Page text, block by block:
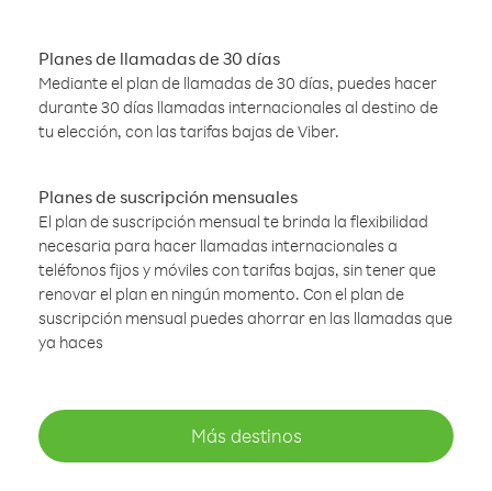
Planes de llamadas de 30 días
Mediante el plan de llamadas de 30 días, puedes hacer
durante 30 días llamadas internacionales al destino de
tu elección, con las tarifas bajas de Viber.
Planes de suscripción mensuales
El plan de suscripción mensual te brinda la flexibilidad
necesaria para hacer llamadas internacionales a
teléfonos fijos y móviles con tarifas bajas, sin tener que
renovar el plan en ningún momento. Con el plan de
suscripción mensual puedes ahorrar en las llamadas que
ya haces
Más destinos